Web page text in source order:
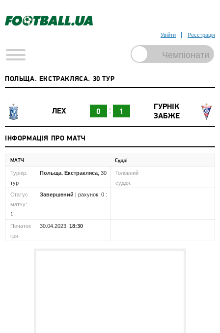
Увійти Реєстрація
ПОЛЬЩА. ЕКСТРАКЛЯСА. 30 ТУР
ЛЕХ 0 1
ГУРНІК
ЗАБЖЕ
ІНФОРМАЦІЯ ПРО МАТЧ
МАТЧ Судді
Турнір: Польща. Екстракляса, 30
тур
Головний
суддя:
Статус
матчу:
Завершений | рахунок: 0 :
1
Початок
гри:
30.04.2023, 18:30